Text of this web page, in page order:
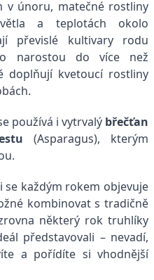
v únoru, matečné rostliny
a teplotách okolo
převislé kultivary rodu
narostou do více než
doplňují kvetoucí rostliny
používá i vytrvalý břečťan
(Asparagus), kterým
každým rokem objevuje
kombinovat s tradičně
některý rok truhlíky
představovali – nevadí,
a pořídíte si vhodnější